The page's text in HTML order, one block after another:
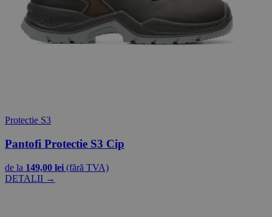
Protectie S3
Pantofi Protectie S3 Cip
de la 149,00 lei (fără TVA)
DETALII →